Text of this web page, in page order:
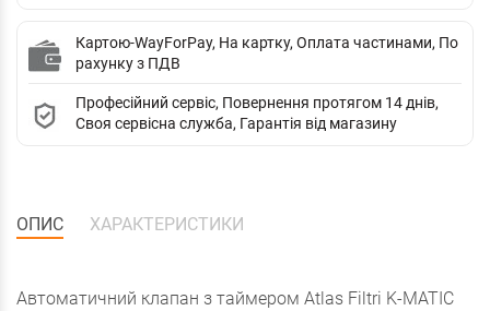
Картою-WayForPay, На картку, Оплата частинами, По
рахунку з ПДВ
Професійний сервіс, Повернення протягом 14 днів,
Своя сервісна служба, Гарантія від магазину
ОПИС ХАРАКТЕРИСТИКИ
Автоматичний клапан з таймером Atlas Filtri K-MATIC